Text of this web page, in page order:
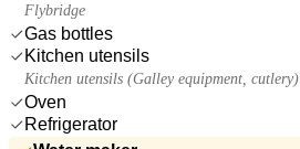
Flybridge
Gas bottles
Kitchen utensils
Kitchen utensils (Galley equipment, cutlery)
Oven
Refrigerator